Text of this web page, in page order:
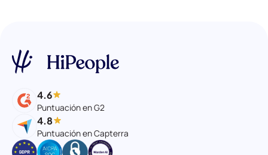
4.6
Puntuación en G2
4.8
Puntuación en Capterra